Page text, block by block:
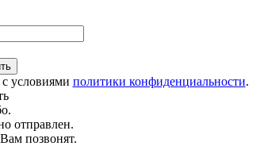
условиями политики конфиденциальности.
отправлен.
позвонят.